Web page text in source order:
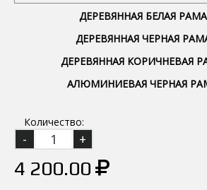
ДЕРЕВЯННАЯ БЕЛАЯ РАМА
ДЕРЕВЯННАЯ ЧЕРНАЯ
ДЕРЕВЯННАЯ КОРИЧНЕВАЯ
АЛЮМИНИЕВАЯ ЧЕРНАЯ
Количество:
4 200.00